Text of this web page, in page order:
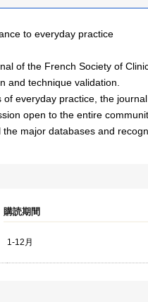
to everyday practice
of the French Society of
and technique validation.
everyday practice, the
open to the entire
major databases and
購読期間
1-12月